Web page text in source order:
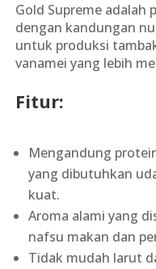
Gold Supreme adalah
dengan kandungan
untuk produksi
vanamei yang lebih
Fitur:
Mengandung
yang dibutuhkan
kuat.
Aroma alami yang
nafsu makan dan
Tidak mudah larut